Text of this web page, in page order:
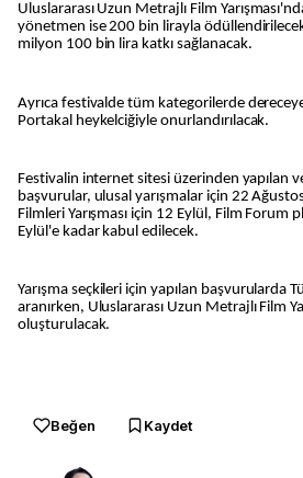
Uluslararası Uzun Metrajlı Film
yönetmen ise 200 bin lirayla
milyon 100 bin lira katkı sağlanacak.
Ayrıca festivalde tüm kategorilerde
Portakal heykelciğiyle onurlandırılacak.
Festivalin internet sitesi üzerinden yapılan
başvurular, ulusal yarışmalar için 22
Filmleri Yarışması için 12 Eylül, Film Forum
Eylül'e kadar kabul edilecek.
Yarışma seçkileri için yapılan başvurularda
aranırken, Uluslararası Uzun Metrajlı Film
oluşturulacak.
Beğen Kaydet